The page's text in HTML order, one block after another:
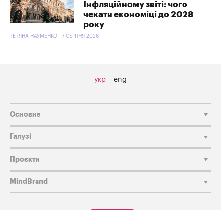
Інфляційному звіті: чого
чекати економіці до 2028
року
ТЕТЯНА НАУМЕНКО - 7 СЕРПНЯ 2026
укр eng
Основне
Галузі
Проєкти
MindBrand